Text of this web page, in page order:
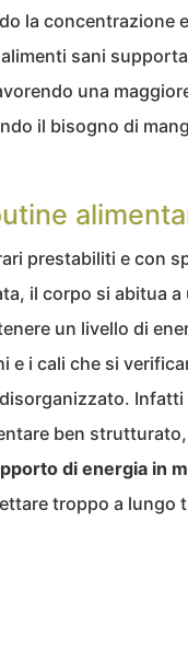
la concentrazione
sani
una
il bisogno di
prestabiliti e con
il corpo si abitua
un livello di
e i cali che si
Infatti
ben strutturato,
di energia in
troppo a lungo